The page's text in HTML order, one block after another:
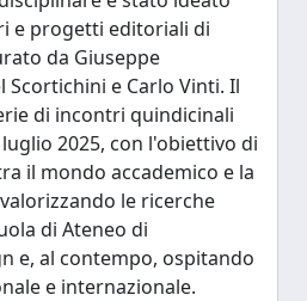
e progetti editoriali di
da Giuseppe
Scortichini e Carlo Vinti. Il
di incontri quindicinali
2025, con l'obiettivo di
il mondo accademico e la
le ricerche
di Ateneo di
e, al contempo, ospitando
e internazionale.